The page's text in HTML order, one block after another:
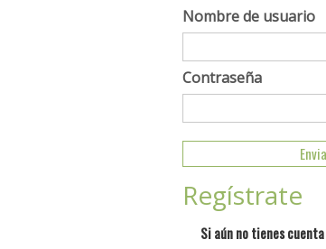
Nombre de usuario
Contraseña
Regístrate
Si aún no tienes